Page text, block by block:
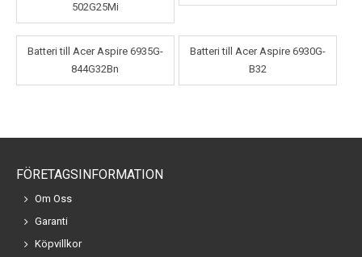
502G25Mi
Batteri till Acer Aspire 6935G-
844G32Bn
Batteri till Acer Aspire 6930G-
B32
FÖRETAGSINFORMATION
Om Oss
Garanti
Köpvillkor